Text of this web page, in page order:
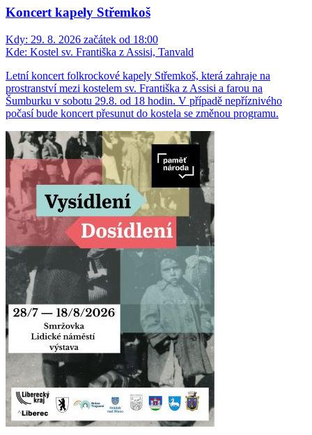
Koncert kapely Střemkoš
Kdy: 29. 8. 2026 začátek od 18:00
Kde: Kostel sv. Františka z Assisi, Tanvald
Letní koncert folkrockové kapely Střemkoš, která zahraje na
prostranství mezi kostelem sv. Františka z Assisi a farou na
Šumburku v sobotu 29.8. od 18 hodin. V případě nepříznivého
počasí bude koncert přesunut do kostela se změnou programu.